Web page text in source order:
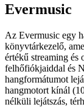
Evermusic
Az Evermusic egy
könyvtárkezelő,
értékű streaming és
felhőfiókjaiddal és
hangformátumot
hangmotort kínál
nélküli lejátszás,